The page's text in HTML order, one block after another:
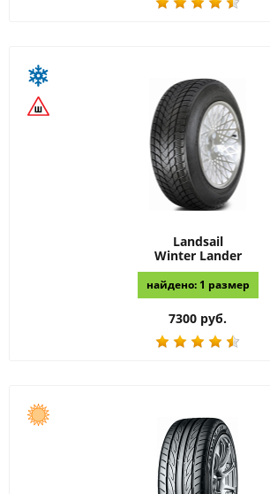
Landsail
Winter Lander
найдено: 1 размер
7300 руб.